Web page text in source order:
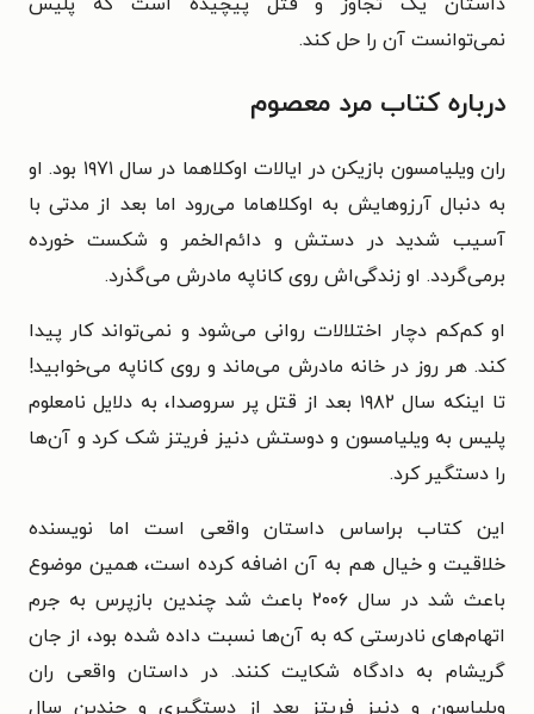
نمی‌توانست آن را حل کند.
درباره کتاب مرد معصوم
ران ویلیامسون بازیکن در ایالات اوکلاهما در سال ۱۹۷۱ بود. او
به دنبال آرزوهایش به اوکلاهاما می‌رود اما بعد از مدتی با
آسیب شدید در دستش و دائم‌الخمر و شکست خورده
برمی‌گردد. او زندگی‌اش روی کاناپه مادرش می‌گذرد.
او کم‌کم دچار اختلالات روانی می‌شود و نمی‌تواند کار پیدا
کند. هر روز در خانه مادرش می‌ماند و روی کاناپه می‌خوابید!
تا اینکه سال ۱۹۸۲ بعد از قتل پر سروصدا، به دلایل نامعلوم
پلیس به ویلیامسون و دوستش دنیز فریتز شک کرد و آن‌ها
را دستگیر کرد.
این کتاب براساس داستان واقعی است اما نویسنده
خلاقیت و خیال هم به آن اضافه کرده است، همین موضوع
باعث شد در سال ۲۰۰۶ باعث شد چندین بازپرس به جرم
اتهام‌های نادرستی که به آن‌ها نسبت داده شده بود، از جان
گریشام به دادگاه شکایت کنند. در داستان واقعی ران
ویلیاسون و دنیز فریتز بعد از دستگیری و چندین سال